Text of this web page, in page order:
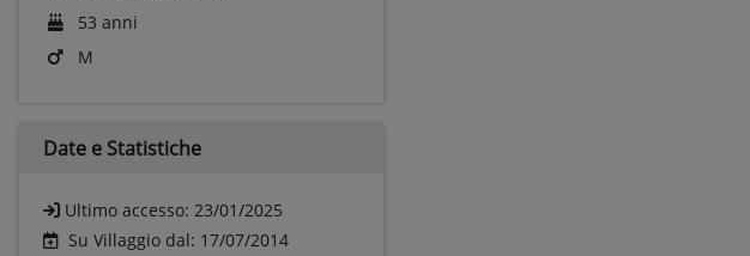
53 anni
M
Date e Statistiche
Ultimo accesso: 23/01/2025
Su Villaggio dal: 17/07/2014